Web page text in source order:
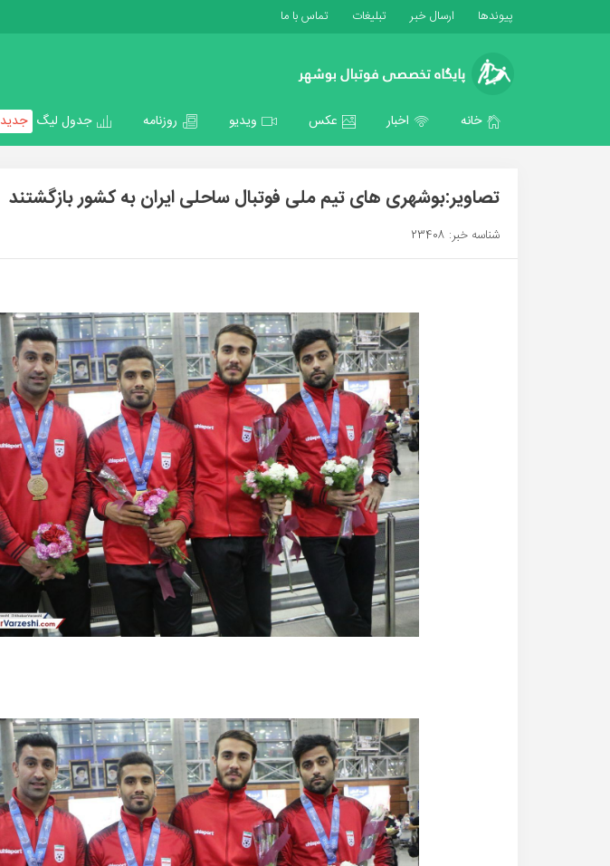
پیوندها ارسال خبر تبلیغات تماس با ما
خانه اخبار عکس ویدیو روزنامه جدول لیگ جدید
تصاویر:بوشهری های تیم ملی فوتبال ساحلی ایران به کشور بازگشتند
شناسه خبر: 23408